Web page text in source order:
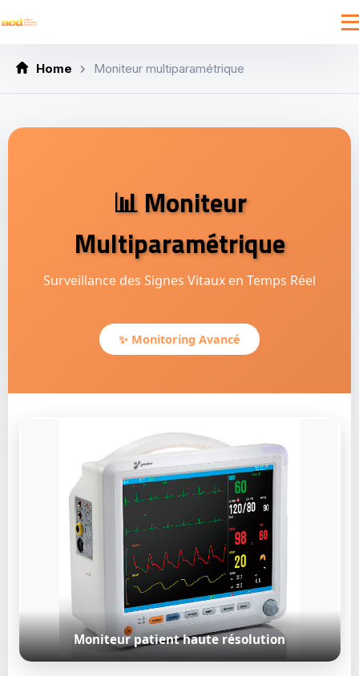
Home Moniteur multiparamétrique
📊 Moniteur
Multiparamétrique
Surveillance des Signes Vitaux en Temps Réel
✨ Monitoring Avancé
Moniteur patient haute résolution